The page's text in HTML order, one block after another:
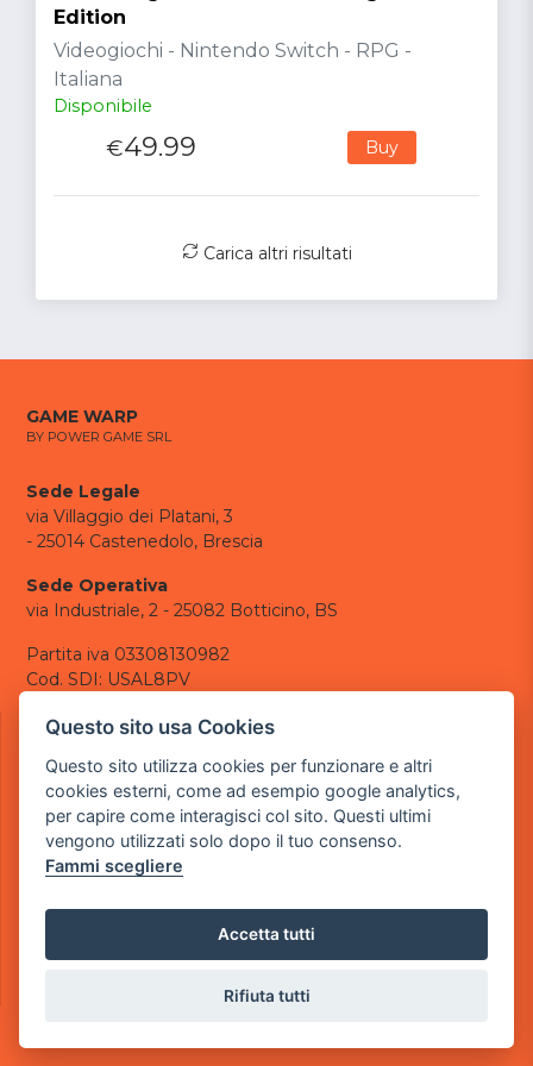
Edition
Videogiochi - Nintendo Switch - RPG -
Italiana
Disponibile
€49.99 Buy
Carica altri risultati
GAME WARP
BY POWER GAME SRL
Sede Legale
via Villaggio dei Platani, 3
- 25014 Castenedolo, Brescia
Sede Operativa
via Industriale, 2 - 25082 Botticino, BS
Partita iva 03308130982
Cod. SDI: USAL8PV
CONTATTI
tel.: +39 030 376 2377
tel.: +39 030 336 6259
pec:powergamesrl@legalmail.it
LINK UTILI
Informazioni generali
Questo sito usa Cookies
Questo sito utilizza cookies per funzionare e altri
cookies esterni, come ad esempio google analytics,
per capire come interagisci col sito. Questi ultimi
vengono utilizzati solo dopo il tuo consenso.
Fammi scegliere
Accetta tutti
Rifiuta tutti